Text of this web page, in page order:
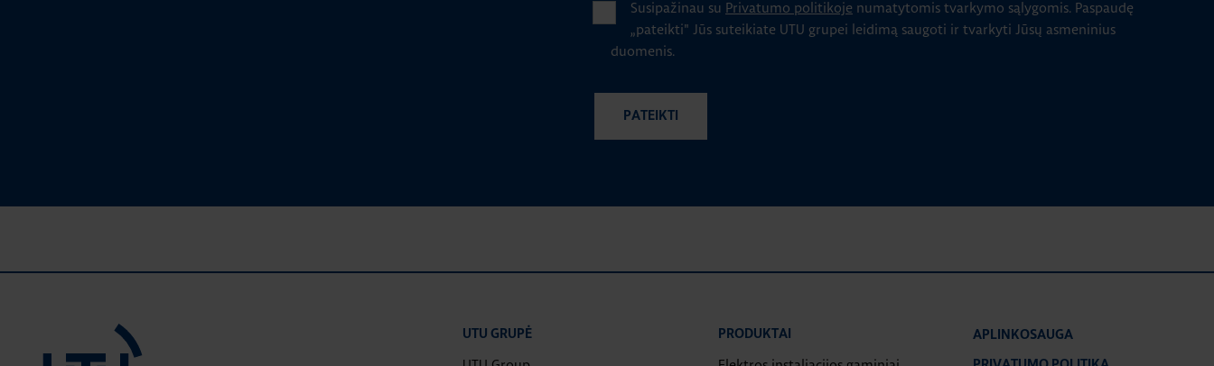
Susipažinau su Privatumo politikoje numatytomis tvarkymo sąlygomis. Paspaudę
„pateikti" Jūs suteikiate UTU grupei leidimą saugoti ir tvarkyti Jūsų asmeninius
duomenis.
UTU GRUPĖ PRODUKTAI APLINKOSAUGA